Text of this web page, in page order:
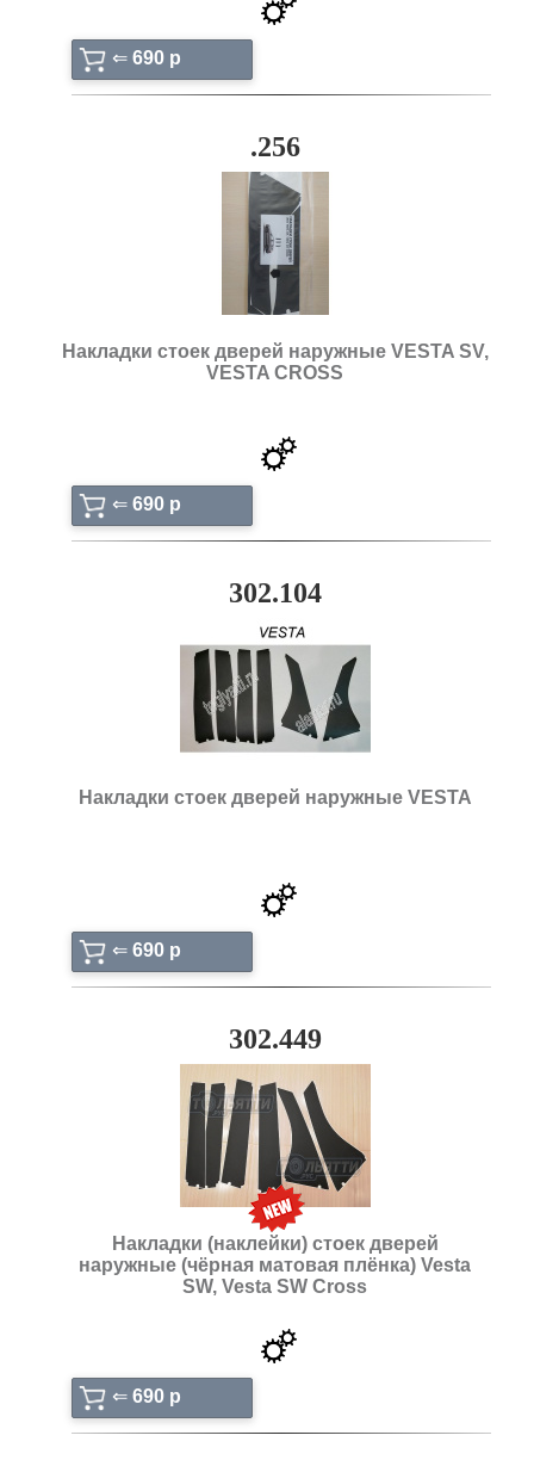
⇐ 690 p
.256
Накладки стоек дверей наружные VESTA SV,
VESTA CROSS
⇐ 690 p
302.104
Накладки стоек дверей наружные VESTA
⇐ 690 p
302.449
Накладки (наклейки) стоек дверей
наружные (чёрная матовая плёнка) Vesta
SW, Vesta SW Cross
⇐ 690 p